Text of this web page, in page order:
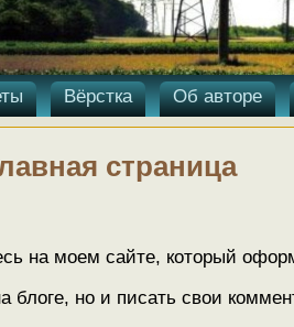
Вёрстка Об авторе
страница
на моем сайте, который
блоге, но и писать свои